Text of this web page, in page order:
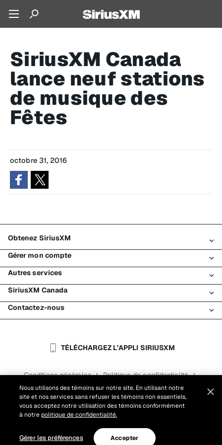
SiriusXM Canada
lance neuf stations
de musique des
Fêtes
octobre 31, 2016
Obtenez SiriusXM
Tous les forfaits
Mon essai SiriusXM
Mon abonnement
Essai gratuit de SiriusXM
Magasiner
Gérer mon compte
Connexion
Enregistrement
Effectuer un paiement
Transfert de service
Autres services
Traffic et Travel
Entreprises
SiriusXM Canada
À propos de SiriusXM
Blogue SiriusXM
Contactez-nous
Aide et soutienTÉLÉCHARGEZ L’APPLI SIRIUSXM
Conditions générales | Politique de confidentialité |
Conditions d'utilisation du site
|
Paramètres des témoins
© 2026Sirius XM Canada Inc.
Nous utilisons des témoins sur notre site. En utilisant notre
site et nos services sans refuser les témoins non essentiels,
vous acceptez notre utilisation des témoins conformément
à notre politique de confidentialité.
Gérer les préférences Accepter